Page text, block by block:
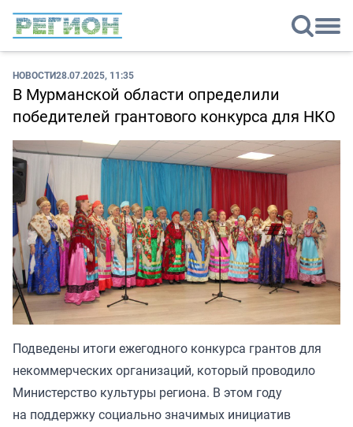
НОВОСТИ28.07.2025, 11:35
В Мурманской области определили
победителей грантового конкурса для НКО
Подведены итоги ежегодного конкурса грантов для
некоммерческих организаций, который проводило
Министерство культуры региона. В этом году
на поддержку социально значимых инициатив